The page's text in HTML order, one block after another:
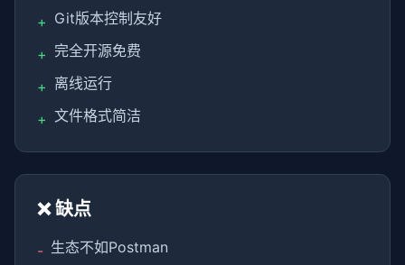
+ Git版本控制友好
+ 完全开源免费
+ 离线运行
+ 文件格式简洁
❌ 缺点
- 生态不如Postman